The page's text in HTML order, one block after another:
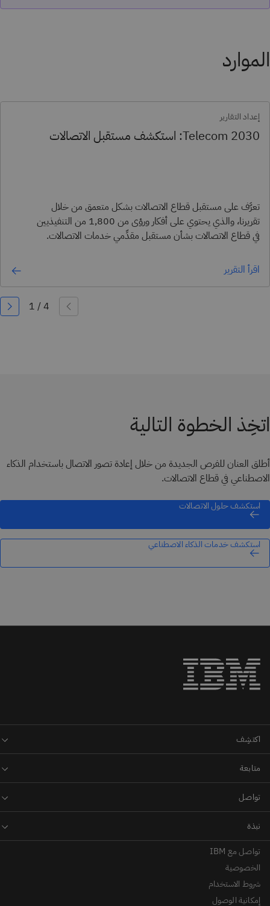
الموارد
إعداد التقارير
Telecom 2030: استكشف مستقبل الاتصالات
تعرَّف على مستقبل قطاع الاتصالات بشكل متعمق من خلال
تقريرنا، والذي يحتوي على أفكار ورؤى من 1,800 من التنفيذيين
في قطاع الاتصالات بشأن مستقبل مقدِّمي خدمات الاتصالات.
اقرأ التقرير
اتخِذ الخطوة التالية
أطلق العنان للفرص الجديدة من خلال إعادة تصور الاتصال باستخدام الذكاء
الاصطناعي في قطاع الاتصالات.
استكشف حلول الاتصالات
استكشف خدمات الذكاء الاصطناعي
تواصل مع IBM
الخصوصية
شروط الاستخدام
إمكانية الوصول